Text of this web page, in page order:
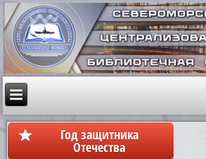
Год защитника
Отечества